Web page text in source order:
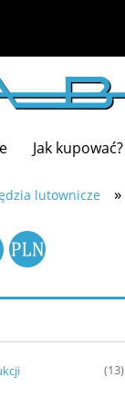
Jak kupować?
lutownicze »
(13)